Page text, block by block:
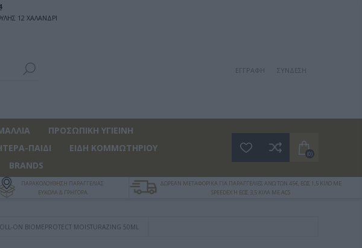
12 ΧΑΛΑΝΔΡΙ
ΕΓΓΡΑΦΉ ΣΎΝΔΕΣΗ
ΠΡΟΣΩΠΙΚΗ ΥΓΙΕΙΝΗ
ΠΑΙΔΙ
ΕΙΔΗ ΚΟΜΜΩΤΗΡΙΟΥ
BRANDS
(0)
ΠΑΡΑΚΟΛΟΥΘΗΣΗ ΠΑΡΑΓΓΕΛΙΑΣ
ΕΥΚΟΛΑ & ΓΡΗΓΟΡΑ
ΔΩΡΕΑΝ ΜΕΤΑΦΟΡΙΚΑ ΓΙΑ ΠΑΡΑΓΓΕΛΙΕΣ ΑΝΩ ΤΩΝ 45€, ΕΩΣ 1,5 ΚΙΛΟ ΜΕ
SPEEDEX Ή ΕΩΣ 3,5 ΚΙΛΑ ΜΕ ACS
ON BIOMEPROTECT MOISTURAZING 50ML